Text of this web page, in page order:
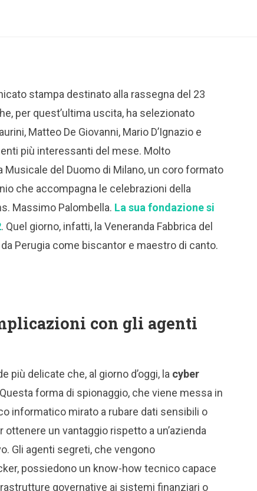
stampa destinato alla rassegna del 23
per quest’ultima uscita, ha selezionato
Matteo De Giovanni, Mario D’Ignazio e
più interessanti del mese. Molto
Musicale del Duomo di Milano, un coro formato
che accompagna le celebrazioni della
Massimo Palombella. La sua fondazione si
. Quel giorno, infatti, la Veneranda Fabbrica del
Perugia come biscantor e maestro di canto.
con gli agenti
più delicate che, al giorno d’oggi, la cyber
Questa forma di spionaggio, che viene messa in
informatico mirato a rubare dati sensibili o
un vantaggio rispetto a un’azienda
Gli agenti segreti, che vengono
possiedono un know-how tecnico capace
governative ai sistemi finanziari o